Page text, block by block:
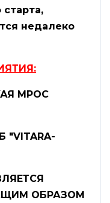
недалеко
МРОС
"VITARA-
ОБРАЗОМ